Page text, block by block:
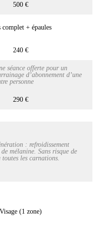
500 €
complet + épaules
240 €
séance offerte pour un
d’abonnement d’une
personne
290 €
: refroidissement
mélanine. Sans risque de
les carnations.
Visage (1 zone)